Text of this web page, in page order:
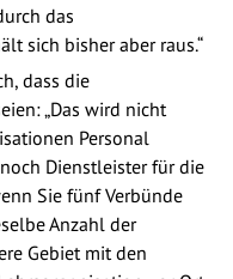
das
sich bisher aber raus.“
dass die
„Das wird nicht
Personal
Dienstleister für die
Sie fünf Verbünde
Anzahl der
Gebiet mit den